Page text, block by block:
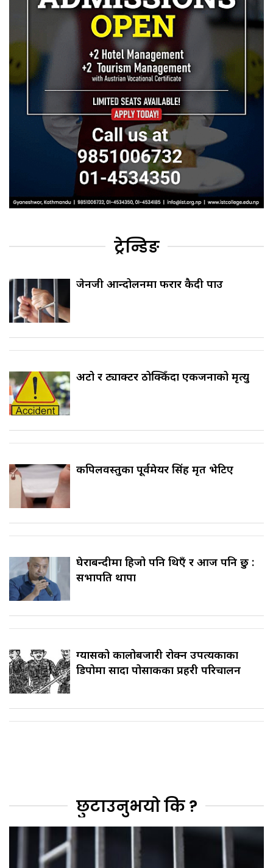
ट्रेन्डिङ
जेनजी आन्दोलनमा फरार कैदी पक्राउ
अटो र ट्याक्टर ठोक्किँदा एकजनाको मृत्यु
कपिलवस्तुका पूर्वमेयर सिंह मृत भेटिए
घेराबन्दीमा हिजो पनि थिएँ र आज पनि छु :
सभापति थापा
ग्यासको कालोबजारी रोक्न उपत्यकाका
डिपोमा सादा पोसाकका प्रहरी परिचालन
छुटाउनुभयो कि ?